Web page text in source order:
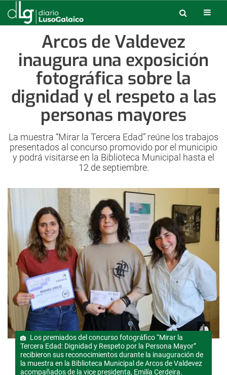
Arcos de Valdevez
inaugura una exposición
fotográfica sobre la
dignidad y el respeto a las
personas mayores
La muestra “Mirar la Tercera Edad” reúne los trabajos
presentados al concurso promovido por el municipio
y podrá visitarse en la Biblioteca Municipal hasta el
12 de septiembre.
Los premiados del concurso fotográfico “Mirar la
Tercera Edad: Dignidad y Respeto por la Persona Mayor”
recibieron sus reconocimientos durante la inauguración de
la muestra en la Biblioteca Municipal de Arcos de Valdevez
acompañados de la vice presidenta, Emilía Cerdeira.